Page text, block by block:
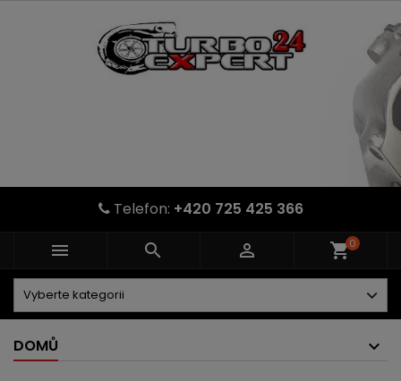
Telefon: +420 725 425 366
   shopping_cart0
DOMŮ